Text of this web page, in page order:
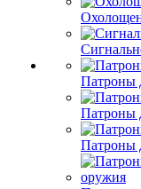
Патроны
Патроны
Патроны